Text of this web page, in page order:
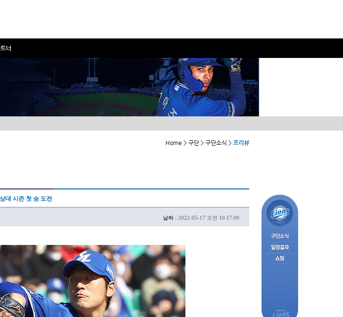
너
Home > 구단 > 구단소식 > 프리뷰
대 시즌 첫 승 도전
날짜 : 2022-05-17 오전 10:17:00